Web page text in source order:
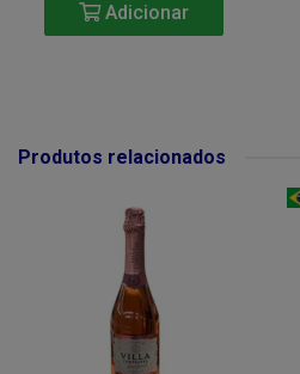
Adicionar
Produtos relacionados